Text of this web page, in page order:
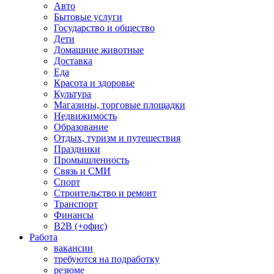
Авто
Бытовые услуги
Государство и общество
Дети
Домашние животные
Доставка
Еда
Красота и здоровье
Культура
Магазины, торговые площадки
Недвижимость
Образование
Отдых, туризм и путешествия
Праздники
Промышленность
Связь и СМИ
Спорт
Строительство и ремонт
Транспорт
Финансы
B2B (+офис)
Работа
вакансии
требуются на подработку
резюме